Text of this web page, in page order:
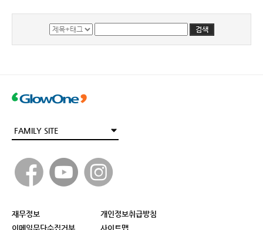
재무정보
개인정보취급방침
이메일무단수집거부
사이트맵